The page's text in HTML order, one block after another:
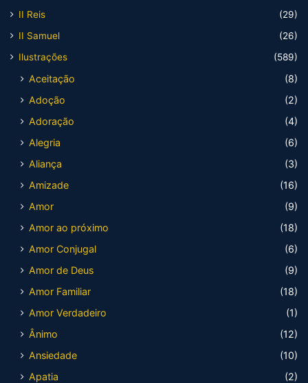
II Reis
(29)
II Samuel
(26)
Ilustrações
(589)
Aceitação
(8)
Adoção
(2)
Adoração
(4)
Alegria
(6)
Aliança
(3)
Amizade
(16)
Amor
(9)
Amor ao próximo
(18)
Amor Conjugal
(6)
Amor de Deus
(9)
Amor Familiar
(18)
Amor Verdadeiro
(1)
Ânimo
(12)
Ansiedade
(10)
Apatia
(2)